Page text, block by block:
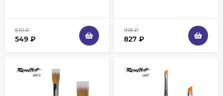
610₽
549 ₽
918₽
827 ₽